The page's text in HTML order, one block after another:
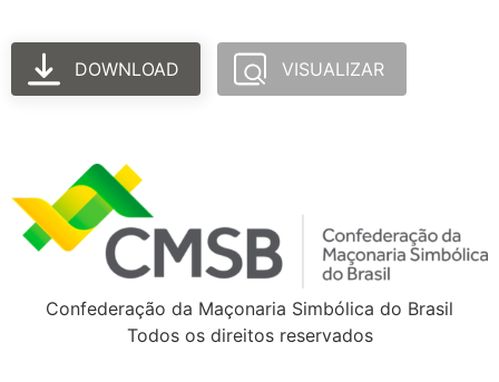
DOWNLOAD VISUALIZAR
Confederação da Maçonaria Simbólica do Brasil
Todos os direitos reservados